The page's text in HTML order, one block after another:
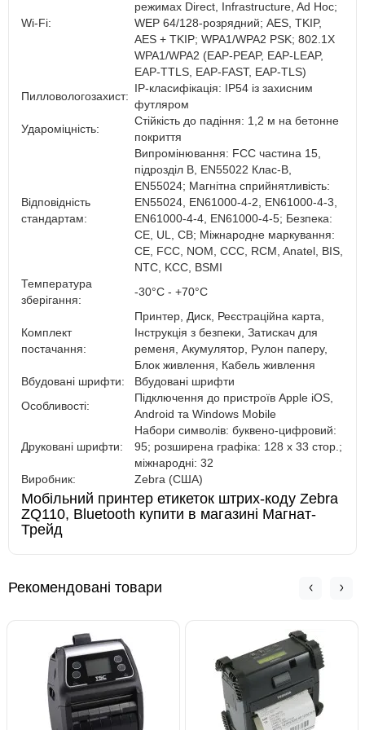
Wi-Fi:
режимах Direct, Infrastructure, Ad Hoc;
WEP 64/128-розрядний; AES, TKIP,
AES + TKIP; WPA1/WPA2 PSK; 802.1X
WPA1/WPA2 (EAP-PEAP, EAP-LEAP,
EAP-TTLS, EAP-FAST, EAP-TLS)
Пилловологозахист:
IP-класифікація: IP54 із захисним
футляром
Удароміцність:
Стійкість до падіння: 1,2 м на бетонне
покриття
Відповідність
стандартам:
Випромінювання: FCC частина 15,
підрозділ B, EN55022 Клас-B,
EN55024; Магнітна сприйнятливість:
EN55024, EN61000-4-2, EN61000-4-3,
EN61000-4-4, EN61000-4-5; Безпека:
CE, UL, CB; Міжнародне маркування:
CE, FCC, NOM, CCC, RCM, Anatel, BIS,
NTC, KCC, BSMI
Температура
зберігання:
-30°C - +70°C
Комплект
постачання:
Принтер, Диск, Реєстраційна карта,
Інструкція з безпеки, Затискач для
ременя, Акумулятор, Рулон паперу,
Блок живлення, Кабель живлення
Вбудовані шрифти:
Вбудовані шрифти
Особливості:
Підключення до пристроїв Apple iOS,
Android та Windows Mobile
Друковані шрифти:
Набори символів: буквено-цифровий:
95; розширена графіка: 128 x 33 стор.;
міжнародні: 32
Виробник:
Zebra (США)
Мобільний принтер етикеток штрих-коду Zebra
ZQ110, Bluetooth купити в магазині Магнат-
Трейд
Рекомендовані товари